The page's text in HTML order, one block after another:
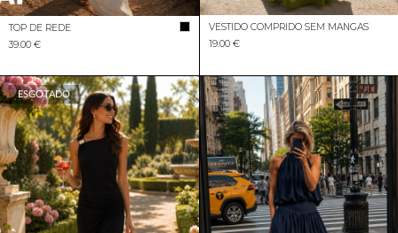
TOP DE REDE
39.00 €
VESTIDO COMPRIDO SEM MANGAS
19.00 €
ESGOTADO